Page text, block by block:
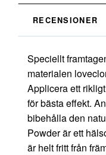
RECENSIONER
Speciellt
materialen
Applicera ett
för bästa effekt.
bibehålla den
Powder är ett
är helt fritt från